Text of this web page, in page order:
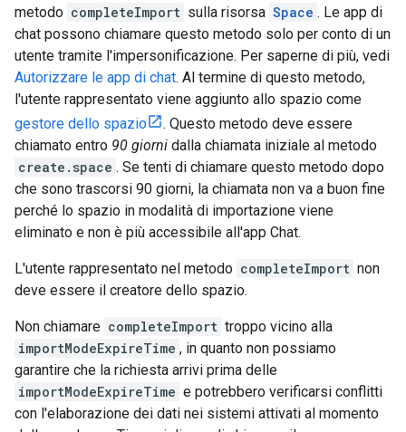
metodo completeImport sulla risorsa Space . Le app di
chat possono chiamare questo metodo solo per conto di un
utente tramite l'impersonificazione. Per saperne di più, vedi
Autorizzare le app di chat. Al termine di questo metodo,
l'utente rappresentato viene aggiunto allo spazio come
gestore dello spazio
. Questo metodo deve essere
chiamato entro 90 giorni dalla chiamata iniziale al metodo
create.space . Se tenti di chiamare questo metodo dopo
che sono trascorsi 90 giorni, la chiamata non va a buon fine
perché lo spazio in modalità di importazione viene
eliminato e non è più accessibile all'app Chat.
L'utente rappresentato nel metodo completeImport non
deve essere il creatore dello spazio.
Non chiamare completeImport troppo vicino alla
importModeExpireTime , in quanto non possiamo
garantire che la richiesta arrivi prima delle
importModeExpireTime e potrebbero verificarsi conflitti
con l'elaborazione dei dati nei sistemi attivati al momento